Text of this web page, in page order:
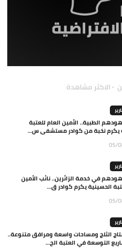
الاكثر مشاهدة
الطبية.. الأمين العام للعتبة
يكرم نخبة من كوادر مستشفى س...
05/
في خدمة الزائرين.. نائب الأمين
الحسينية يكرم كوادر ق...
05/
الثلج ومساحات واسعة ومرافق متنوعة..
التوسعة في العتبة الح...